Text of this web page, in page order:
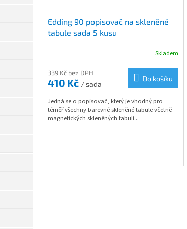
Edding 90 popisovač na skleněné
tabule sada 5 kusu
Skladem
339 Kč bez DPH
410 Kč / sada
Do košíku
Jedná se o popisovač, který je vhodný pro
téměř všechny barevné skleněné tabule včetně
magnetických skleněných tabulí...